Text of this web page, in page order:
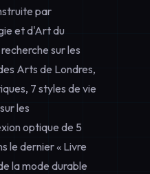
par
et d'Art du
sur les
Arts de Londres,
7 styles de vie
les
optique de 5
le dernier « Livre
la mode durable